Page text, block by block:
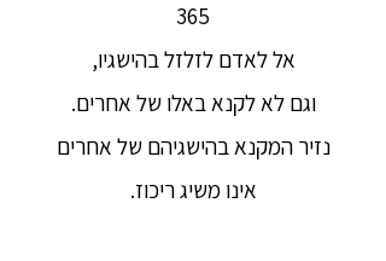
365
אל לאדם לזלזל בהישגיו,
וגם לא לקנא באלו של אחרים.
נזיר המקנא בהישגיהם של אחרים
אינו משיג ריכוז.